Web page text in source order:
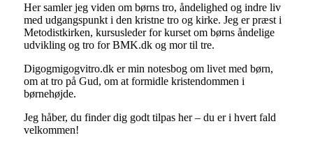
Her samler jeg viden om børns tro, åndelighed og indre liv
med udgangspunkt i den kristne tro og kirke. Jeg er præst i
Metodistkirken, kursusleder for kurset om børns åndelige
udvikling og tro for BMK.dk og mor til tre.
Digogmigogvitro.dk er min notesbog om livet med børn,
om at tro på Gud, om at formidle kristendommen i
børnehøjde.
Jeg håber, du finder dig godt tilpas her – du er i hvert fald
velkommen!